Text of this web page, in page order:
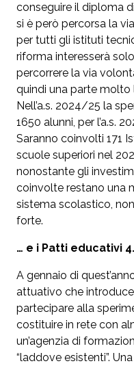
conseguire il diploma
si è però percorsa la
per tutti gli istituti
riforma interesserà
percorrere la via
quindi una parte molto
Nell’a.s. 2024/25 la
1650 alunni, per l’a.s.
Saranno coinvolti 171
scuole superiori nel
nonostante gli
coinvolte restano una
sistema scolastico,
forte.
… e i Patti educativi
A gennaio di
attuativo che
partecipare alla
costituire in rete con
un’agenzia di
“laddove esistenti”.